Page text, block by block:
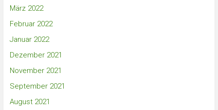
März 2022
Februar 2022
Januar 2022
Dezember 2021
November 2021
September 2021
August 2021